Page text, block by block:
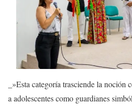
_»Esta categoría trasciende la noción
a adolescentes como guardianes